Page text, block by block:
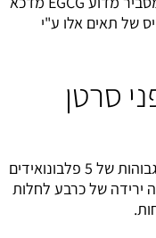
של תאים אלו ע"י
סרטן
מחקר גילה כי דיאטה אשר סיפקה כמויות גבוהות של 5 פלבונואידים
ירידה של כרבע לחלות